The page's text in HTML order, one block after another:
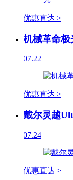
优惠直达 >
机械革命极
07.22
优惠直达 >
戴尔灵越
07.24
优惠直达 >